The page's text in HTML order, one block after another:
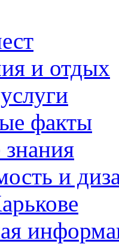
и отдых
факты
и